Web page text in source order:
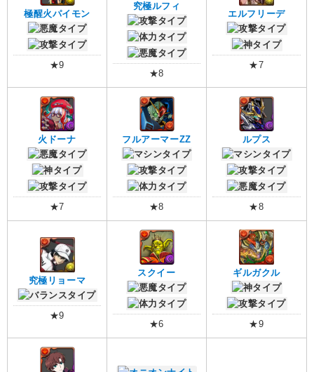
極醒火パイモン
★9
究極ルフィ
★8
エルフリーデ
★7
火ドーナ
★7
フルアーマーZZ
★8
ルプス
★8
究極リョーマ
★9
スクイー
★6
ギルガクル
★9